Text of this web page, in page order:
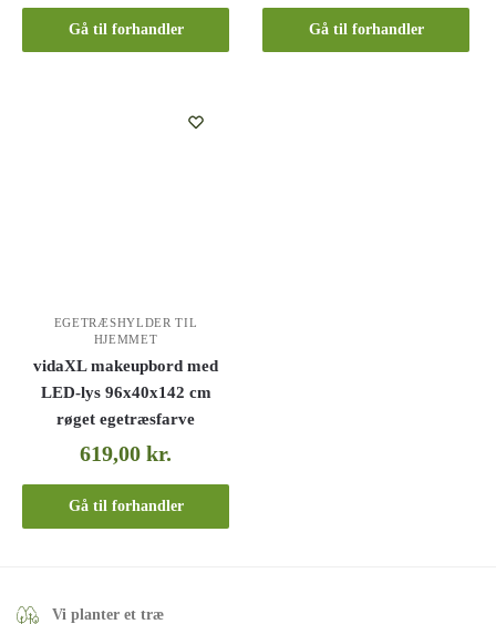
Gå til forhandler Gå til forhandler
EGETRÆSHYLDER TIL
HJEMMET
vidaXL makeupbord med
LED-lys 96x40x142 cm
røget egetræsfarve
619,00kr.
Gå til forhandler
Vi planter et træ